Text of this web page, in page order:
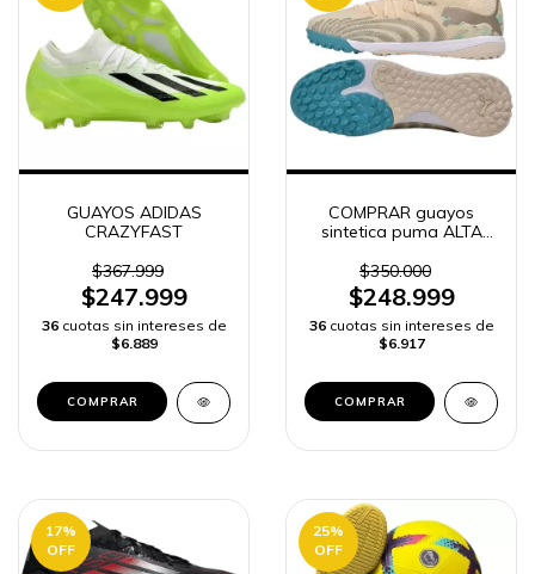
GUAYOS ADIDAS
CRAZYFAST
$367.999
$247.999
36 cuotas sin intereses de
$6.889
COMPRAR
COMPRAR guayos
sintetica puma ALTA
RÁPIDO
$350.000
$248.999
36 cuotas sin intereses de
$6.917
COMPRAR
17%
OFF
25%
OFF